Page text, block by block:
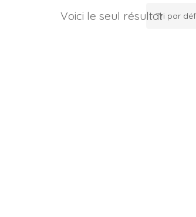
Voici le seul résultat